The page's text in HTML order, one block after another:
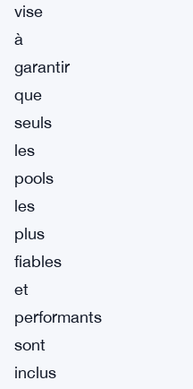
vise
à
garantir
que
seuls
les
pools
les
plus
fiables
et
performants
sont
inclus